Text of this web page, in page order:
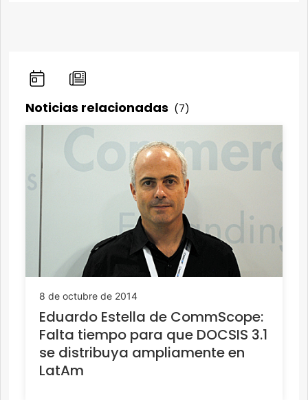
Noticias relacionadas (7)
8 de octubre de 2014
Eduardo Estella de CommScope:
Falta tiempo para que DOCSIS 3.1
se distribuya ampliamente en
LatAm